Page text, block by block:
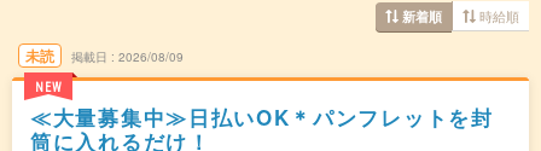
新着順 時給順
未読
NEW
掲載日 2026/08/09
≪大量募集中≫日払いOK＊パンフレットを封
筒に入れるだけ！